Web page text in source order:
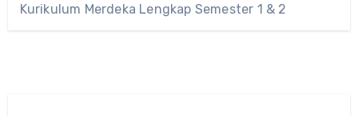
Kurikulum Merdeka Lengkap Semester 1 & 2